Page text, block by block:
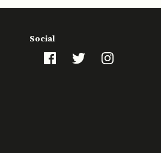
Social